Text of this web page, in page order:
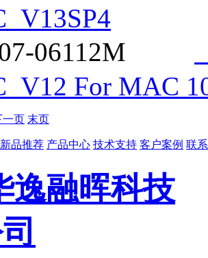
06112M
For MAC
一页 末页
新品推荐 产品中心 技术支持 客户案例 联